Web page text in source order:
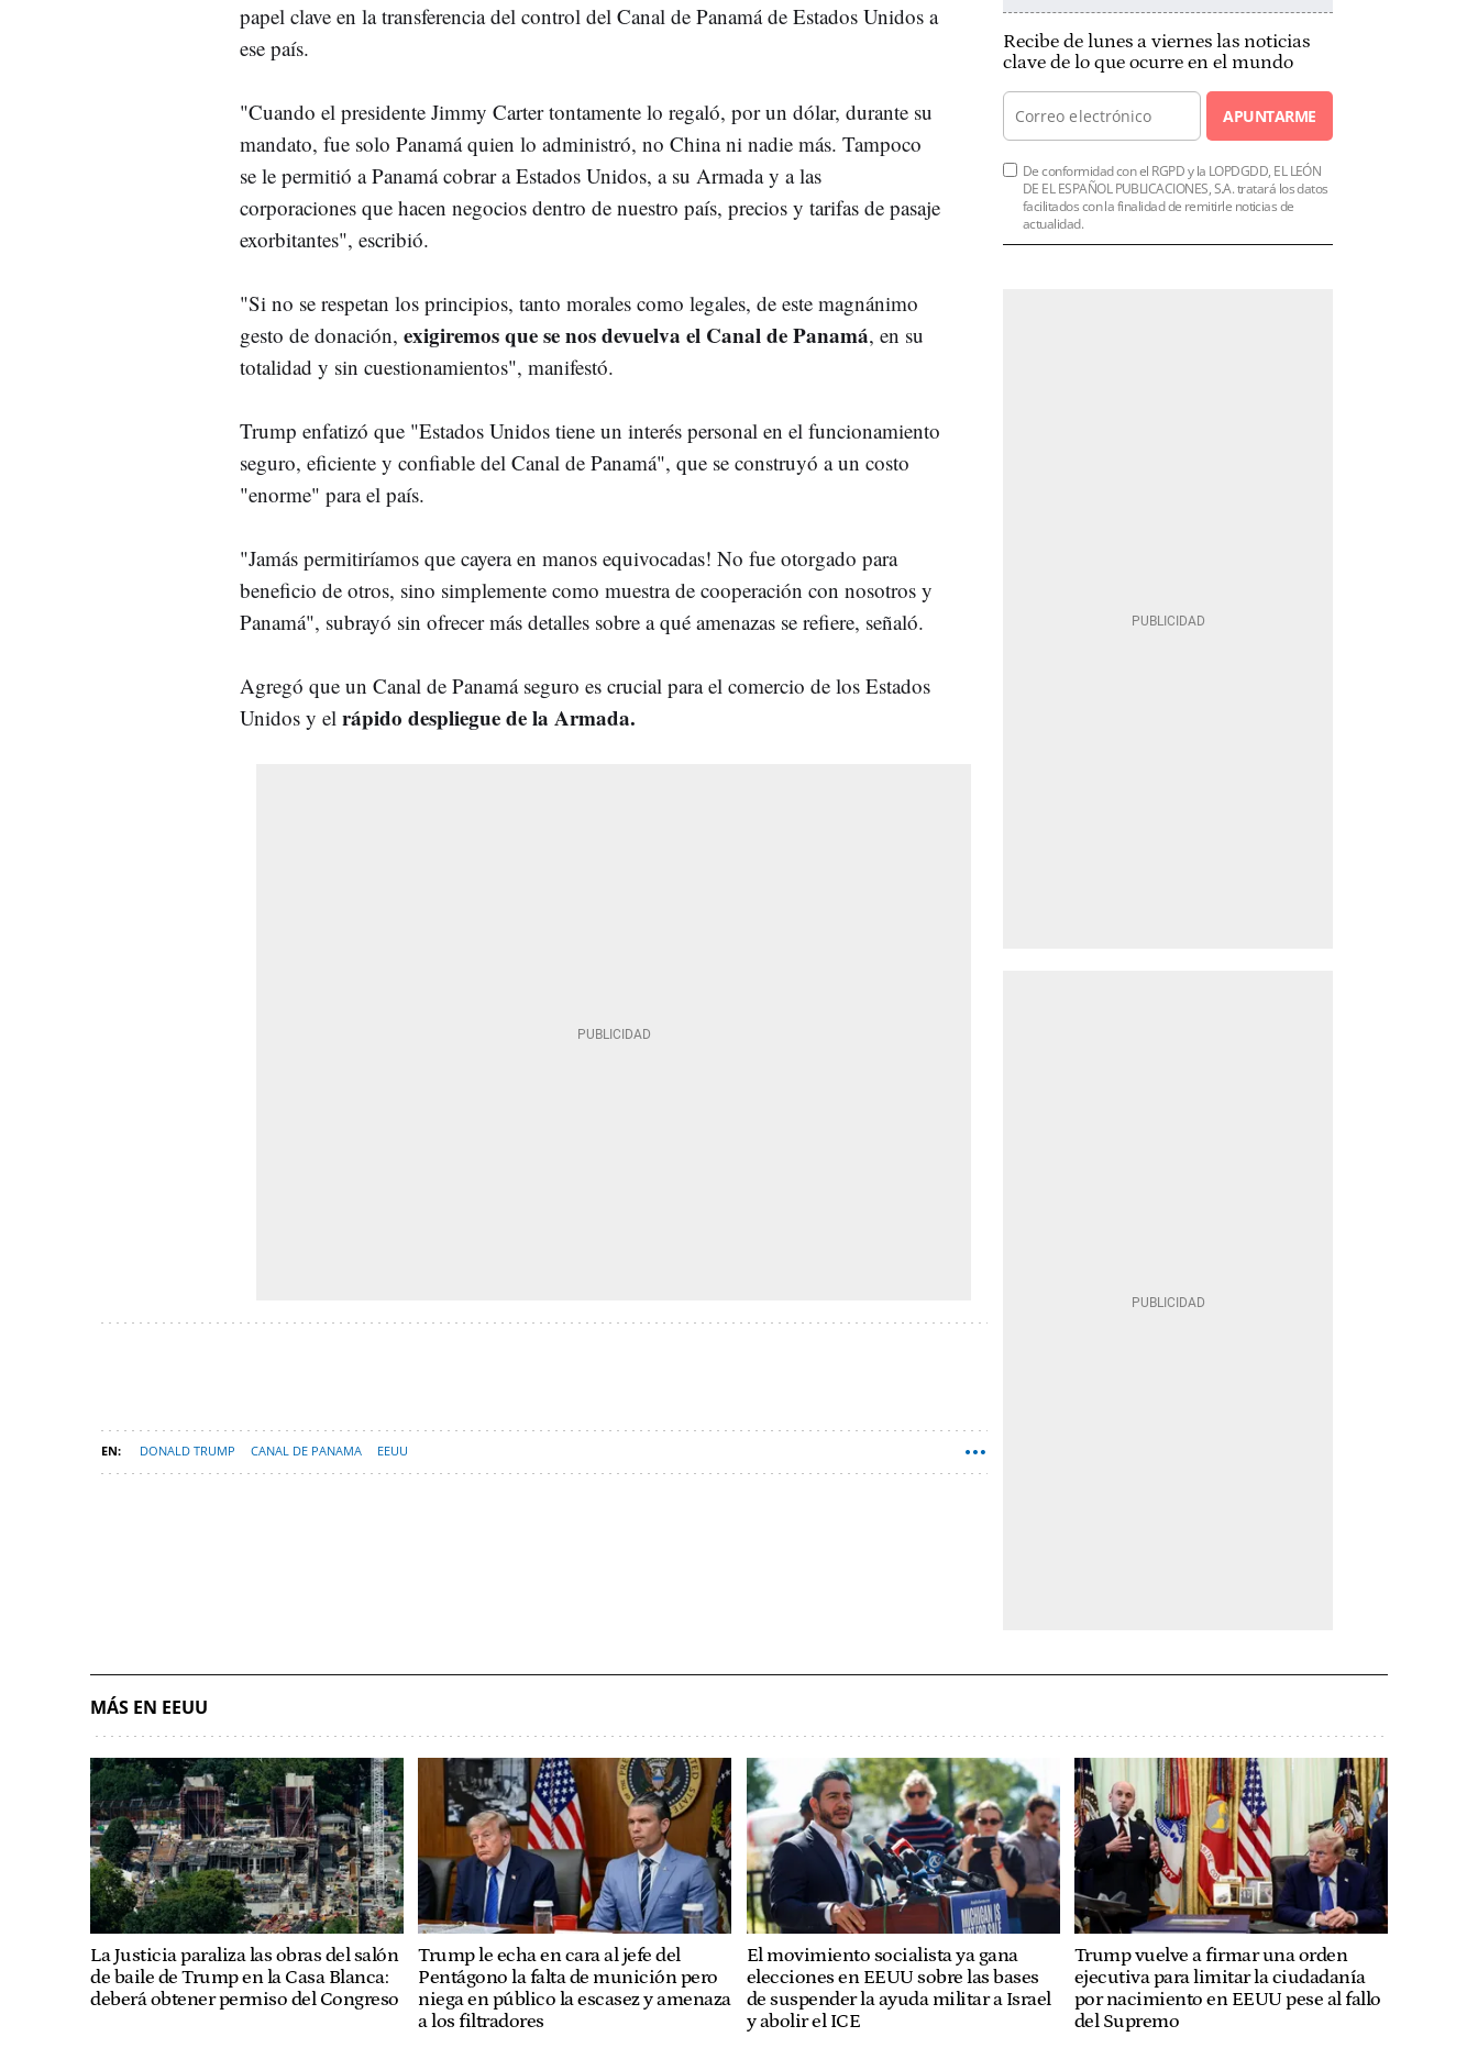
papel clave en la transferencia del control del Canal de Panamá de Estados Unidos a
ese país.
"Cuando el presidente Jimmy Carter tontamente lo regaló, por un dólar, durante su
mandato, fue solo Panamá quien lo administró, no China ni nadie más. Tampoco
se le permitió a Panamá cobrar a Estados Unidos, a su Armada y a las
corporaciones que hacen negocios dentro de nuestro país, precios y tarifas de pasaje
exorbitantes", escribió.
"Si no se respetan los principios, tanto morales como legales, de este magnánimo
gesto de donación, exigiremos que se nos devuelva el Canal de Panamá, en su
totalidad y sin cuestionamientos", manifestó.
Trump enfatizó que "Estados Unidos tiene un interés personal en el funcionamiento
seguro, eficiente y confiable del Canal de Panamá", que se construyó a un costo
"enorme" para el país.
"Jamás permitiríamos que cayera en manos equivocadas! No fue otorgado para
beneficio de otros, sino simplemente como muestra de cooperación con nosotros y
Panamá", subrayó sin ofrecer más detalles sobre a qué amenazas se refiere, señaló.
Agregó que un Canal de Panamá seguro es crucial para el comercio de los Estados
Unidos y el rápido despliegue de la Armada.
DONALD TRUMP CANAL DE PANAMA EEUU
Recibe de lunes a viernes las noticias
clave de lo que ocurre en el mundo
APUNTARME
De conformidad con el RGPD y la LOPDGDD, EL LEÓN
DE EL ESPAÑOL PUBLICACIONES, S.A. tratará los datos
facilitados con la finalidad de remitirle noticias de
actualidad.
MÁS EN EEUU
La Justicia paraliza las obras del salón
de baile de Trump en la Casa Blanca:
deberá obtener permiso del Congreso
Trump le echa en cara al jefe del
Pentágono la falta de munición pero
niega en público la escasez y amenaza
a los filtradores
El movimiento socialista ya gana
elecciones en EEUU sobre las bases
de suspender la ayuda militar a Israel
y abolir el ICE
Trump vuelve a firmar una orden
ejecutiva para limitar la ciudadanía
por nacimiento en EEUU pese al fallo
del Supremo